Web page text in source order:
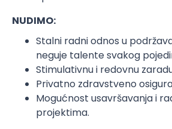
NUDIMO:
Stalni radni odnos u
neguje talente svakog
Stimulativnu i redovnu
Privatno zdravstveno
Mogućnost usavršavanja i
projektima.